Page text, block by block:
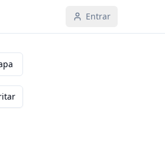
Entrar